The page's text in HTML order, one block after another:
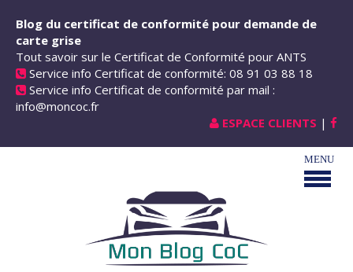
Blog du certificat de conformité pour demande de
carte grise
Tout savoir sur le Certificat de Conformité pour ANTS
Service info Certificat de conformité: 08 91 03 88 18
Service info Certificat de conformité par mail :
info@moncoc.fr
ESPACE CLIENTS |